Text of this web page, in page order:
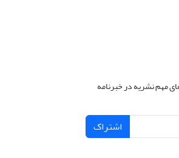
مهم نشریه در خبرنامه
اشتراک